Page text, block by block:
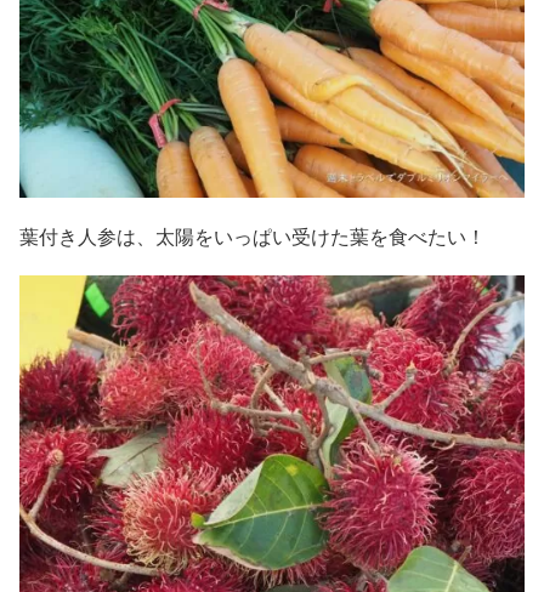
葉付き人参は、太陽をいっぱい受けた葉を食べたい！